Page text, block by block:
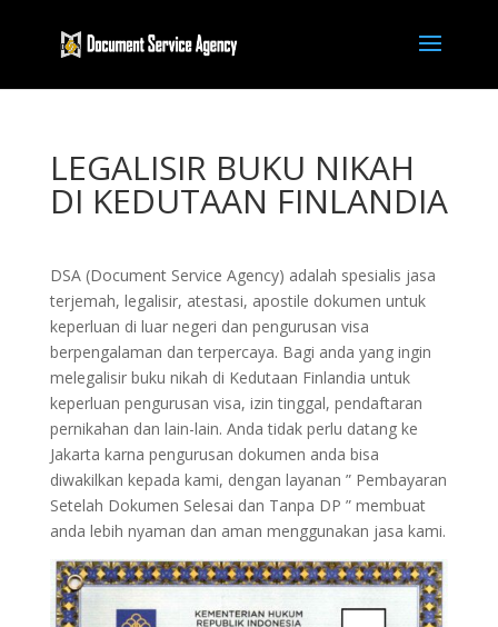
LEGALISIR BUKU NIKAH
DI KEDUTAAN FINLANDIA
DSA (Document Service Agency) adalah spesialis jasa
terjemah, legalisir, atestasi, apostile dokumen untuk
keperluan di luar negeri dan pengurusan visa
berpengalaman dan terpercaya. Bagi anda yang ingin
melegalisir buku nikah di Kedutaan Finlandia untuk
keperluan pengurusan visa, izin tinggal, pendaftaran
pernikahan dan lain-lain. Anda tidak perlu datang ke
Jakarta karna pengurusan dokumen anda bisa
diwakilkan kepada kami, dengan layanan ” Pembayaran
Setelah Dokumen Selesai dan Tanpa DP ” membuat
anda lebih nyaman dan aman menggunakan jasa kami.